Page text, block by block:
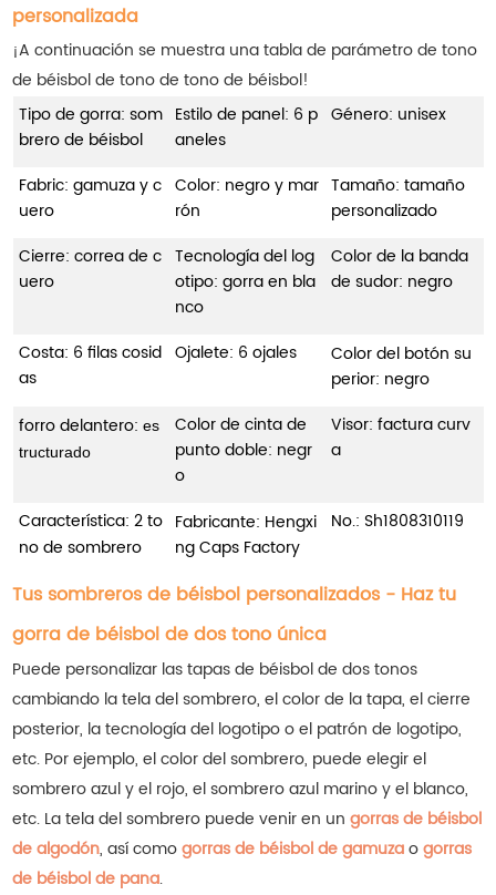
personalizada
¡A continuación se muestra una tabla de parámetro de tono
de béisbol de tono de tono de béisbol!
Tipo de gorra: som
brero de béisbol
Estilo de panel: 6 p
aneles
Género: unisex
Fabric: gamuza y c
uero
Color: negro y mar
rón
Tamaño: tamaño
personalizado
Cierre: correa de c
uero
Tecnología del log
otipo: gorra en bla
nco
Color de la banda
de sudor: negro
Costa: 6 filas cosid
as
Ojalete: 6 ojales
Color del botón su
perior: negro
forro delantero: es
tructurado
Color de cinta de
punto doble: negr
o
Visor: factura curv
a
Característica: 2 to
no de sombrero
Fabricante: Hengxi
ng Caps Factory
No.: Sh1808310119
Tus sombreros de béisbol personalizados - Haz tu
gorra de béisbol de dos tono única
Puede personalizar las tapas de béisbol de dos tonos
cambiando la tela del sombrero, el color de la tapa, el cierre
posterior, la tecnología del logotipo o el patrón de logotipo,
etc. Por ejemplo, el color del sombrero, puede elegir el
sombrero azul y el rojo, el sombrero azul marino y el blanco,
etc. La tela del sombrero puede venir en ungorras de béisbol
de algodón, así comogorras de béisbol de gamuzaogorras
de béisbol de pana.